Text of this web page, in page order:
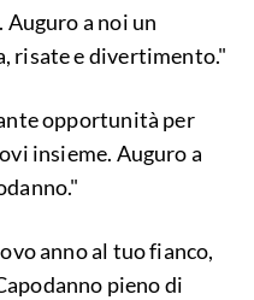
a noi un
risate e divertimento."
opportunità per
insieme. Auguro a
anno al tuo fianco,
pieno di